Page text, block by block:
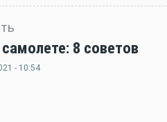
8 советов
- 10:54